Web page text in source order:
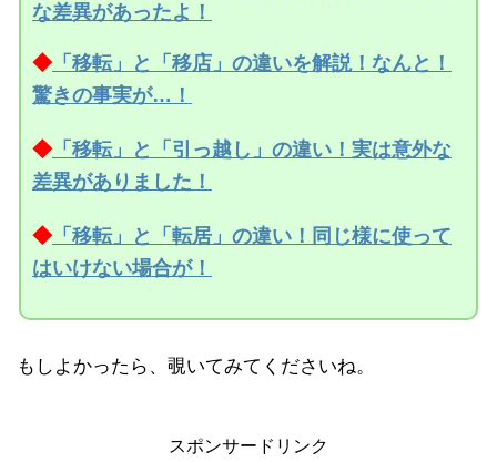
な差異があったよ！
◆「移転」と「移店」の違いを解説！なんと！
驚きの事実が…！
◆「移転」と「引っ越し」の違い！実は意外な
差異がありました！
◆「移転」と「転居」の違い！同じ様に使って
はいけない場合が！
もしよかったら、覗いてみてくださいね。
スポンサードリンク